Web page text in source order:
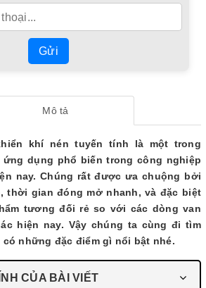
Gửi
Mô tả
khí nén tuyến tính là một trong
dụng phổ biến trong công nghiệp
nay. Chúng rất được ưa chuộng bởi
thời gian đóng mở nhanh, và đặc biệt
tương đối rẻ so với các dòng van
hiện nay. Vậy chúng ta cùng đi tìm
những đặc điểm gì nổi bật nhé.
CỦA BÀI VIẾT